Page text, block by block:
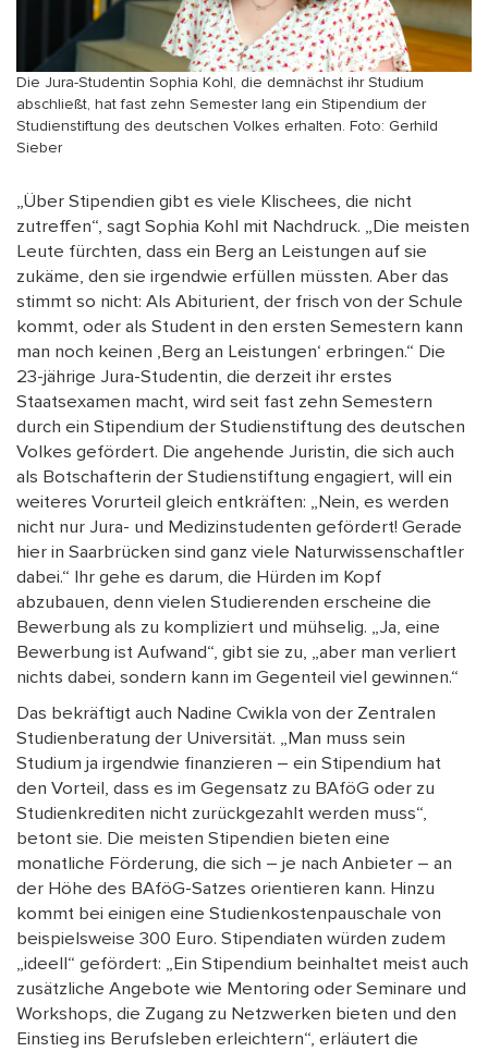
Die Jura-Studentin Sophia Kohl, die demnächst ihr Studium
abschließt, hat fast zehn Semester lang ein Stipendium der
Studienstiftung des deutschen Volkes erhalten. Foto: Gerhild
Sieber
„Über Stipendien gibt es viele Klischees, die nicht
zutreffen“, sagt Sophia Kohl mit Nachdruck. „Die meisten
Leute fürchten, dass ein Berg an Leistungen auf sie
zukäme, den sie irgendwie erfüllen müssten. Aber das
stimmt so nicht: Als Abiturient, der frisch von der Schule
kommt, oder als Student in den ersten Semestern kann
man noch keinen ‚Berg an Leistungen‘ erbringen.“ Die
23-jährige Jura-Studentin, die derzeit ihr erstes
Staatsexamen macht, wird seit fast zehn Semestern
durch ein Stipendium der Studienstiftung des deutschen
Volkes gefördert. Die angehende Juristin, die sich auch
als Botschafterin der Studienstiftung engagiert, will ein
weiteres Vorurteil gleich entkräften: „Nein, es werden
nicht nur Jura- und Medizinstudenten gefördert! Gerade
hier in Saarbrücken sind ganz viele Naturwissenschaftler
dabei.“ Ihr gehe es darum, die Hürden im Kopf
abzubauen, denn vielen Studierenden erscheine die
Bewerbung als zu kompliziert und mühselig. „Ja, eine
Bewerbung ist Aufwand“, gibt sie zu, „aber man verliert
nichts dabei, sondern kann im Gegenteil viel gewinnen.“
Das bekräftigt auch Nadine Cwikla von der Zentralen
Studienberatung der Universität. „Man muss sein
Studium ja irgendwie finanzieren – ein Stipendium hat
den Vorteil, dass es im Gegensatz zu BAföG oder zu
Studienkrediten nicht zurückgezahlt werden muss“,
betont sie. Die meisten Stipendien bieten eine
monatliche Förderung, die sich – je nach Anbieter – an
der Höhe des BAföG-Satzes orientieren kann. Hinzu
kommt bei einigen eine Studienkostenpauschale von
beispielsweise 300 Euro. Stipendiaten würden zudem
„ideell“ gefördert: „Ein Stipendium beinhaltet meist auch
zusätzliche Angebote wie Mentoring oder Seminare und
Workshops, die Zugang zu Netzwerken bieten und den
Einstieg ins Berufsleben erleichtern“, erläutert die